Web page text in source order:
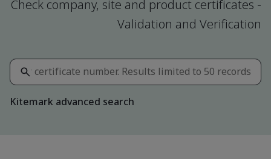
Check company, site and product certificates -
Validation and Verification
Kitemark advanced search